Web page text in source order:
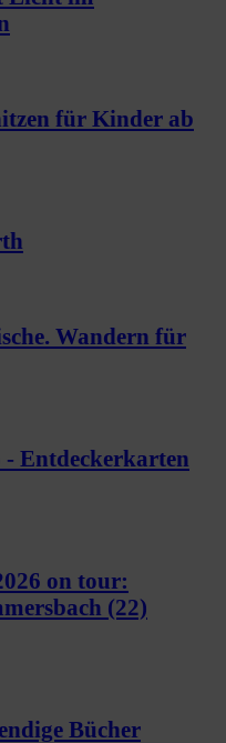
für Kinder ab
Wandern für
- Entdeckerkarten
on tour:
(22)
Bücher